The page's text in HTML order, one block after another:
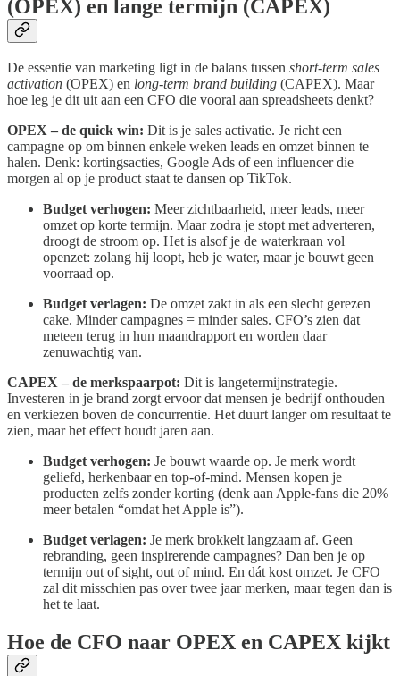
(OPEX) en lange termijn (CAPEX)
De essentie van marketing ligt in de balans tussen short-term sales
activation (OPEX) en long-term brand building (CAPEX). Maar
hoe leg je dit uit aan een CFO die vooral aan spreadsheets denkt?
OPEX – de quick win: Dit is je sales activatie. Je richt een
campagne op om binnen enkele weken leads en omzet binnen te
halen. Denk: kortingsacties, Google Ads of een influencer die
morgen al op je product staat te dansen op TikTok.
Budget verhogen: Meer zichtbaarheid, meer leads, meer
omzet op korte termijn. Maar zodra je stopt met adverteren,
droogt de stroom op. Het is alsof je de waterkraan vol
openzet: zolang hij loopt, heb je water, maar je bouwt geen
voorraad op.
Budget verlagen: De omzet zakt in als een slecht gerezen
cake. Minder campagnes = minder sales. CFO’s zien dat
meteen terug in hun maandrapport en worden daar
zenuwachtig van.
CAPEX – de merkspaarpot: Dit is langetermijnstrategie.
Investeren in je brand zorgt ervoor dat mensen je bedrijf onthouden
en verkiezen boven de concurrentie. Het duurt langer om resultaat te
zien, maar het effect houdt jaren aan.
Budget verhogen: Je bouwt waarde op. Je merk wordt
geliefd, herkenbaar en top-of-mind. Mensen kopen je
producten zelfs zonder korting (denk aan Apple-fans die 20%
meer betalen “omdat het Apple is”).
Budget verlagen: Je merk brokkelt langzaam af. Geen
rebranding, geen inspirerende campagnes? Dan ben je op
termijn out of sight, out of mind. En dát kost omzet. Je CFO
zal dit misschien pas over twee jaar merken, maar tegen dan is
het te laat.
Hoe de CFO naar OPEX en CAPEX kijkt